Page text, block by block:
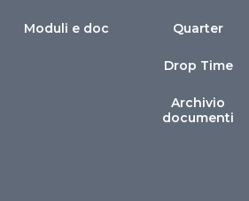
Moduli e doc Quarter
Drop Time
Archivio
documenti